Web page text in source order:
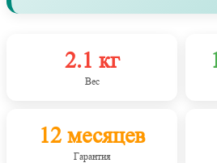
2.1 кг
Вес
12 месяцев
Гарантия